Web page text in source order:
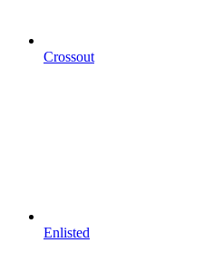
Crossout
Enlisted